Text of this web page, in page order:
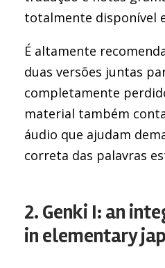
totalmente disponível
É altamente
duas versões juntas
completamente
material também
áudio que ajudam
correta das palavras
2. Genki I: an
in elementary